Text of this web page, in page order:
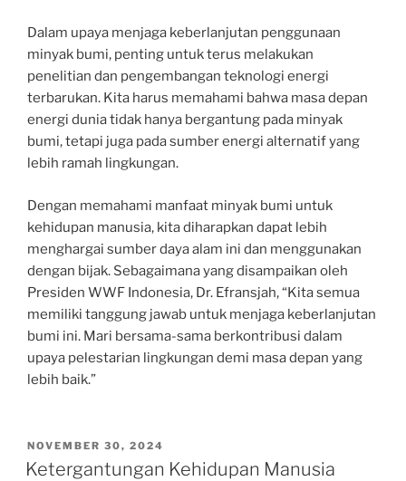
Dalam upaya menjaga keberlanjutan penggunaan
minyak bumi, penting untuk terus melakukan
penelitian dan pengembangan teknologi energi
terbarukan. Kita harus memahami bahwa masa depan
energi dunia tidak hanya bergantung pada minyak
bumi, tetapi juga pada sumber energi alternatif yang
lebih ramah lingkungan.
Dengan memahami manfaat minyak bumi untuk
kehidupan manusia, kita diharapkan dapat lebih
menghargai sumber daya alam ini dan menggunakan
dengan bijak. Sebagaimana yang disampaikan oleh
Presiden WWF Indonesia, Dr. Efransjah, “Kita semua
memiliki tanggung jawab untuk menjaga keberlanjutan
bumi ini. Mari bersama-sama berkontribusi dalam
upaya pelestarian lingkungan demi masa depan yang
lebih baik.”
POSTED
ON
NOVEMBER 30, 2024
Ketergantungan Kehidupan Manusia